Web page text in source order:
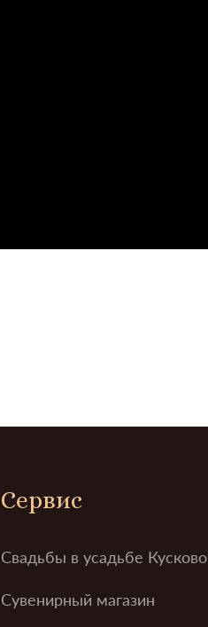
Сервис
Свадьбы в усадьбе Кусково
Сувенирный магазин